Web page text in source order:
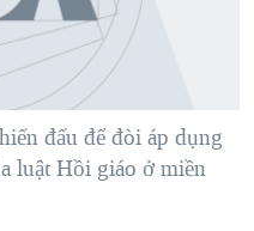
GAZA
đấu để đòi áp dụng
luật Hồi giáo ở miền